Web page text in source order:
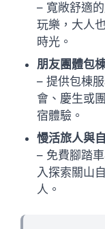
– 寬敞舒適
玩樂，大人
時光。
朋友團體包
– 提供包棟
會、慶生或
宿體驗。
慢活旅人與
– 免費腳踏
入探索關山
人。